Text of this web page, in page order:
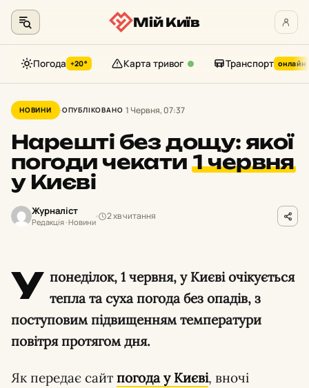
до
контенту
Мій Київ
Погода +20° Карта тривог Транспорт онлайн
НОВИНИ ОПУБЛІКОВАНО 1 Червня, 07:37
Нарешті без дощу: якої
погоди чекати1 червня
у Києві
Журналіст
Редакція · Новини
2 хв читання
У понеділок, 1 червня, у Києві очікується
тепла та суха погода без опадів, з
поступовим підвищенням температури
повітря протягом дня.
Як передає сайт погода у Києві, вночі